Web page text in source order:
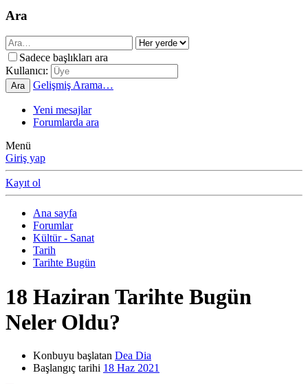
Ara
Sadece başlıkları ara
Kullanıcı:
Ara Gelişmiş Arama…
Yeni mesajlar
Forumlarda ara
Menü
Giriş yap
Kayıt ol
Ana sayfa
Forumlar
Kültür - Sanat
Tarih
Tarihte Bugün
18 Haziran Tarihte Bugün
Neler Oldu?
Konbuyu başlatan Dea Dia
Başlangıç tarihi 18 Haz 2021